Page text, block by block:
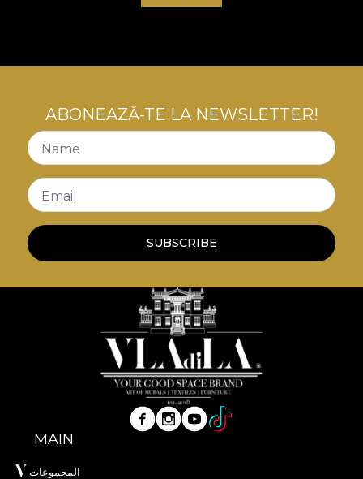
ABONEAZĂ-TE LA NEWSLETTER!
Name
Email
SUBSCRIBE
MAIN
المجموعات